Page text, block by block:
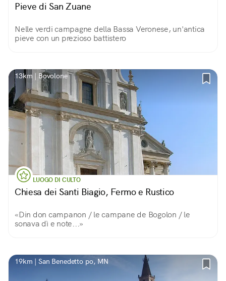
Pieve di San Zuane
Nelle verdi campagne della Bassa Veronese, un'antica
pieve con un prezioso battistero
13km | Bovolone
LUOGO DI CULTO
Chiesa dei Santi Biagio, Fermo e Rustico
«Din don campanon / le campane de Bogolon / le
sonava dì e note...»
19km | San Benedetto po, MN